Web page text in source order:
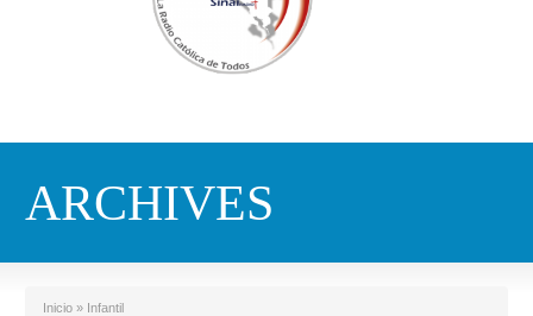
ARCHIVES
Inicio » Infantil